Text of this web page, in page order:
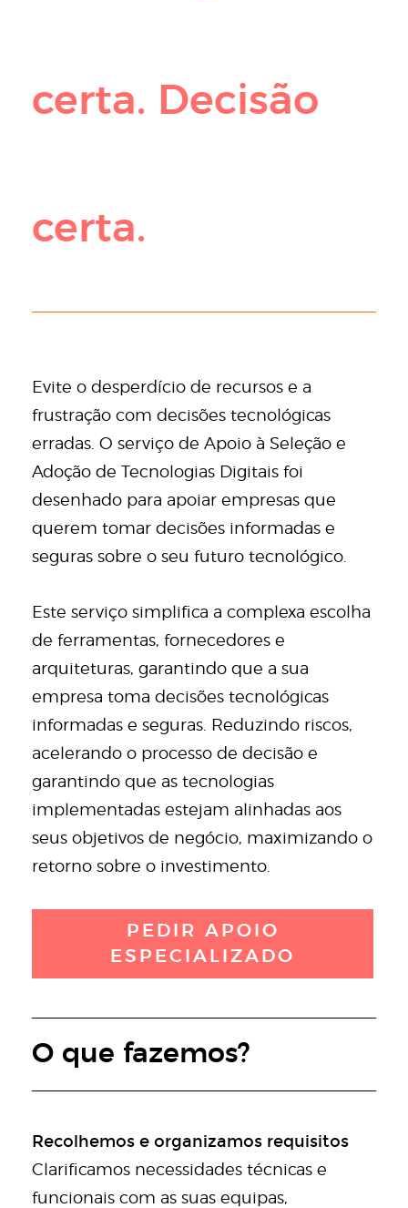
certa. Decisão
certa.
Evite o desperdício de recursos e a
frustração com decisões tecnológicas
erradas. O serviço de Apoio à Seleção e
Adoção de Tecnologias Digitais foi
desenhado para apoiar empresas que
querem tomar decisões informadas e
seguras sobre o seu futuro tecnológico.
Este serviço simplifica a complexa escolha
de ferramentas, fornecedores e
arquiteturas, garantindo que a sua
empresa toma decisões tecnológicas
informadas e seguras. Reduzindo riscos,
acelerando o processo de decisão e
garantindo que as tecnologias
implementadas estejam alinhadas aos
seus objetivos de negócio, maximizando o
retorno sobre o investimento.
PEDIR APOIO
ESPECIALIZADO
O que fazemos?
Recolhemos e organizamos requisitos
Clarificamos necessidades técnicas e
funcionais com as suas equipas,